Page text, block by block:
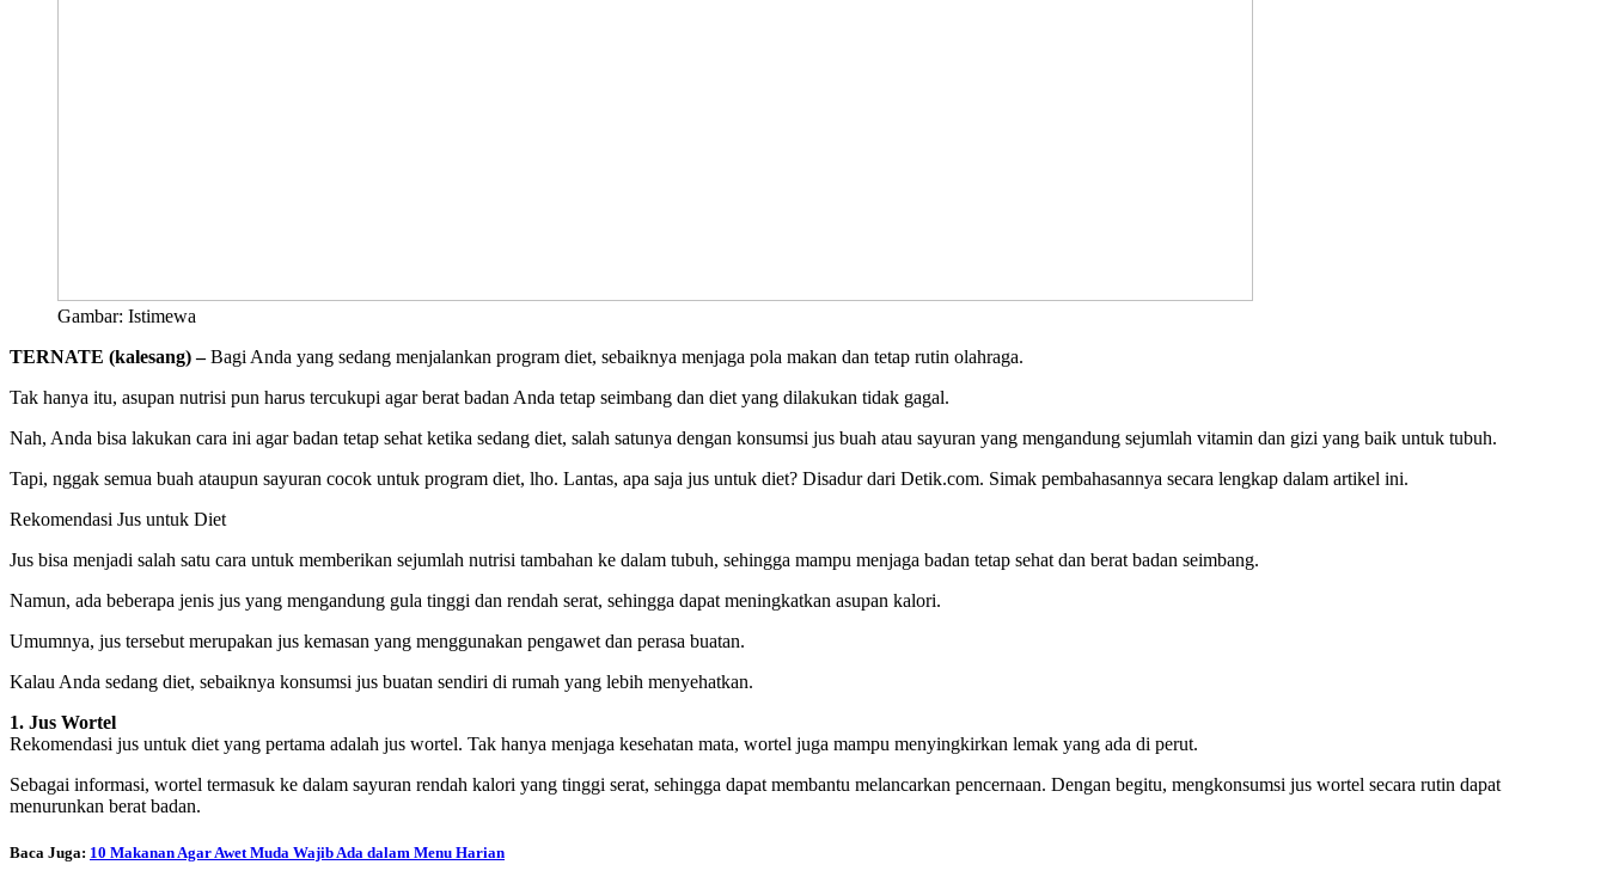
Gambar: Istimewa
TERNATE (kalesang) –Bagi Anda yang sedang menjalankan program diet, sebaiknya menjaga pola makan dan tetap rutin olahraga.
Tak hanya itu, asupan nutrisi pun harus tercukupi agar berat badan Anda tetap seimbang dan diet yang dilakukan tidak gagal.
Nah, Anda bisa lakukan cara ini agar badan tetap sehat ketika sedang diet, salah satunya dengan konsumsi jus buah atau sayuran yang mengandung sejumlah vitamin dan gizi yang baik untuk tubuh.
Tapi, nggak semua buah ataupun sayuran cocok untuk program diet, lho. Lantas, apa saja jus untuk diet? Disadur dari Detik.com. Simak pembahasannya secara lengkap dalam artikel ini.
Rekomendasi Jus untuk Diet
Jus bisa menjadi salah satu cara untuk memberikan sejumlah nutrisi tambahan ke dalam tubuh, sehingga mampu menjaga badan tetap sehat dan berat badan seimbang.
Namun, ada beberapa jenis jus yang mengandung gula tinggi dan rendah serat, sehingga dapat meningkatkan asupan kalori.
Umumnya, jus tersebut merupakan jus kemasan yang menggunakan pengawet dan perasa buatan.
Kalau Anda sedang diet, sebaiknya konsumsi jus buatan sendiri di rumah yang lebih menyehatkan.
1. Jus Wortel
Rekomendasi jus untuk diet yang pertama adalah jus wortel. Tak hanya menjaga kesehatan mata, wortel juga mampu menyingkirkan lemak yang ada di perut.
Sebagai informasi, wortel termasuk ke dalam sayuran rendah kalori yang tinggi serat, sehingga dapat membantu melancarkan pencernaan. Dengan begitu, mengkonsumsi jus wortel secara rutin dapat
menurunkan berat badan.
Baca Juga: 10 Makanan Agar Awet Muda Wajib Ada dalam Menu Harian